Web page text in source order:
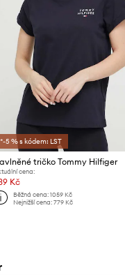
*-5 % s kódem: LST
tričko Tommy Hilfiger
cena:
Kč
Běžná cena: 1059 Kč
Nejnižší cena: 779 Kč